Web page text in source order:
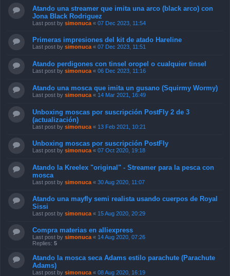
Atando una streamer que imita una arco (black arco) con
Jona Black Rodriguez
Last post by simonuca « 07 Dec 2023, 11:54
Primeras impresiones del kit de atado Hareline
Last post by simonuca « 07 Dec 2023, 11:51
Atando perdigones con tinsel oropel o cualquier tinsel
Last post by simonuca « 06 Dec 2023, 11:16
Atando una mosca que imita un gusano (Squirmy Wormy)
Last post by simonuca « 14 Mar 2021, 16:49
Unboxing moscas por suscripción PostFly 2 de 3
(actualización)
Last post by simonuca « 13 Feb 2021, 10:21
Unboxing moscas por suscripción PostFly
Last post by simonuca « 07 Oct 2020, 19:18
Atando la Kreelex "original" - Streamer para la pesca con
mosca
Last post by simonuca « 30 Aug 2020, 11:07
Atando una mayfly semi realista usando cuerpos de Royal
Sissi
Last post by simonuca « 15 Aug 2020, 20:29
Compra materias en alliexpress
Last post by simonuca « 14 Aug 2020, 07:26
Replies: 5
Atando la mosca seca Adams estilo parachute (Parachute
Adams)
Last post by simonuca « 08 Aug 2020, 16:19